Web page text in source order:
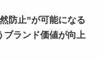
防止”が可能になる
ブランド価値が向上